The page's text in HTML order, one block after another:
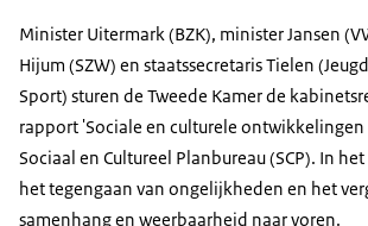
Minister Uitermark (BZK), minister Jansen
Hijum (SZW) en staatssecretaris Tielen
Sport) sturen de Tweede Kamer de
rapport 'Sociale en culturele
Sociaal en Cultureel Planbureau (SCP). In
het tegengaan van ongelijkheden en het
samenhang en weerbaarheid naar voren.